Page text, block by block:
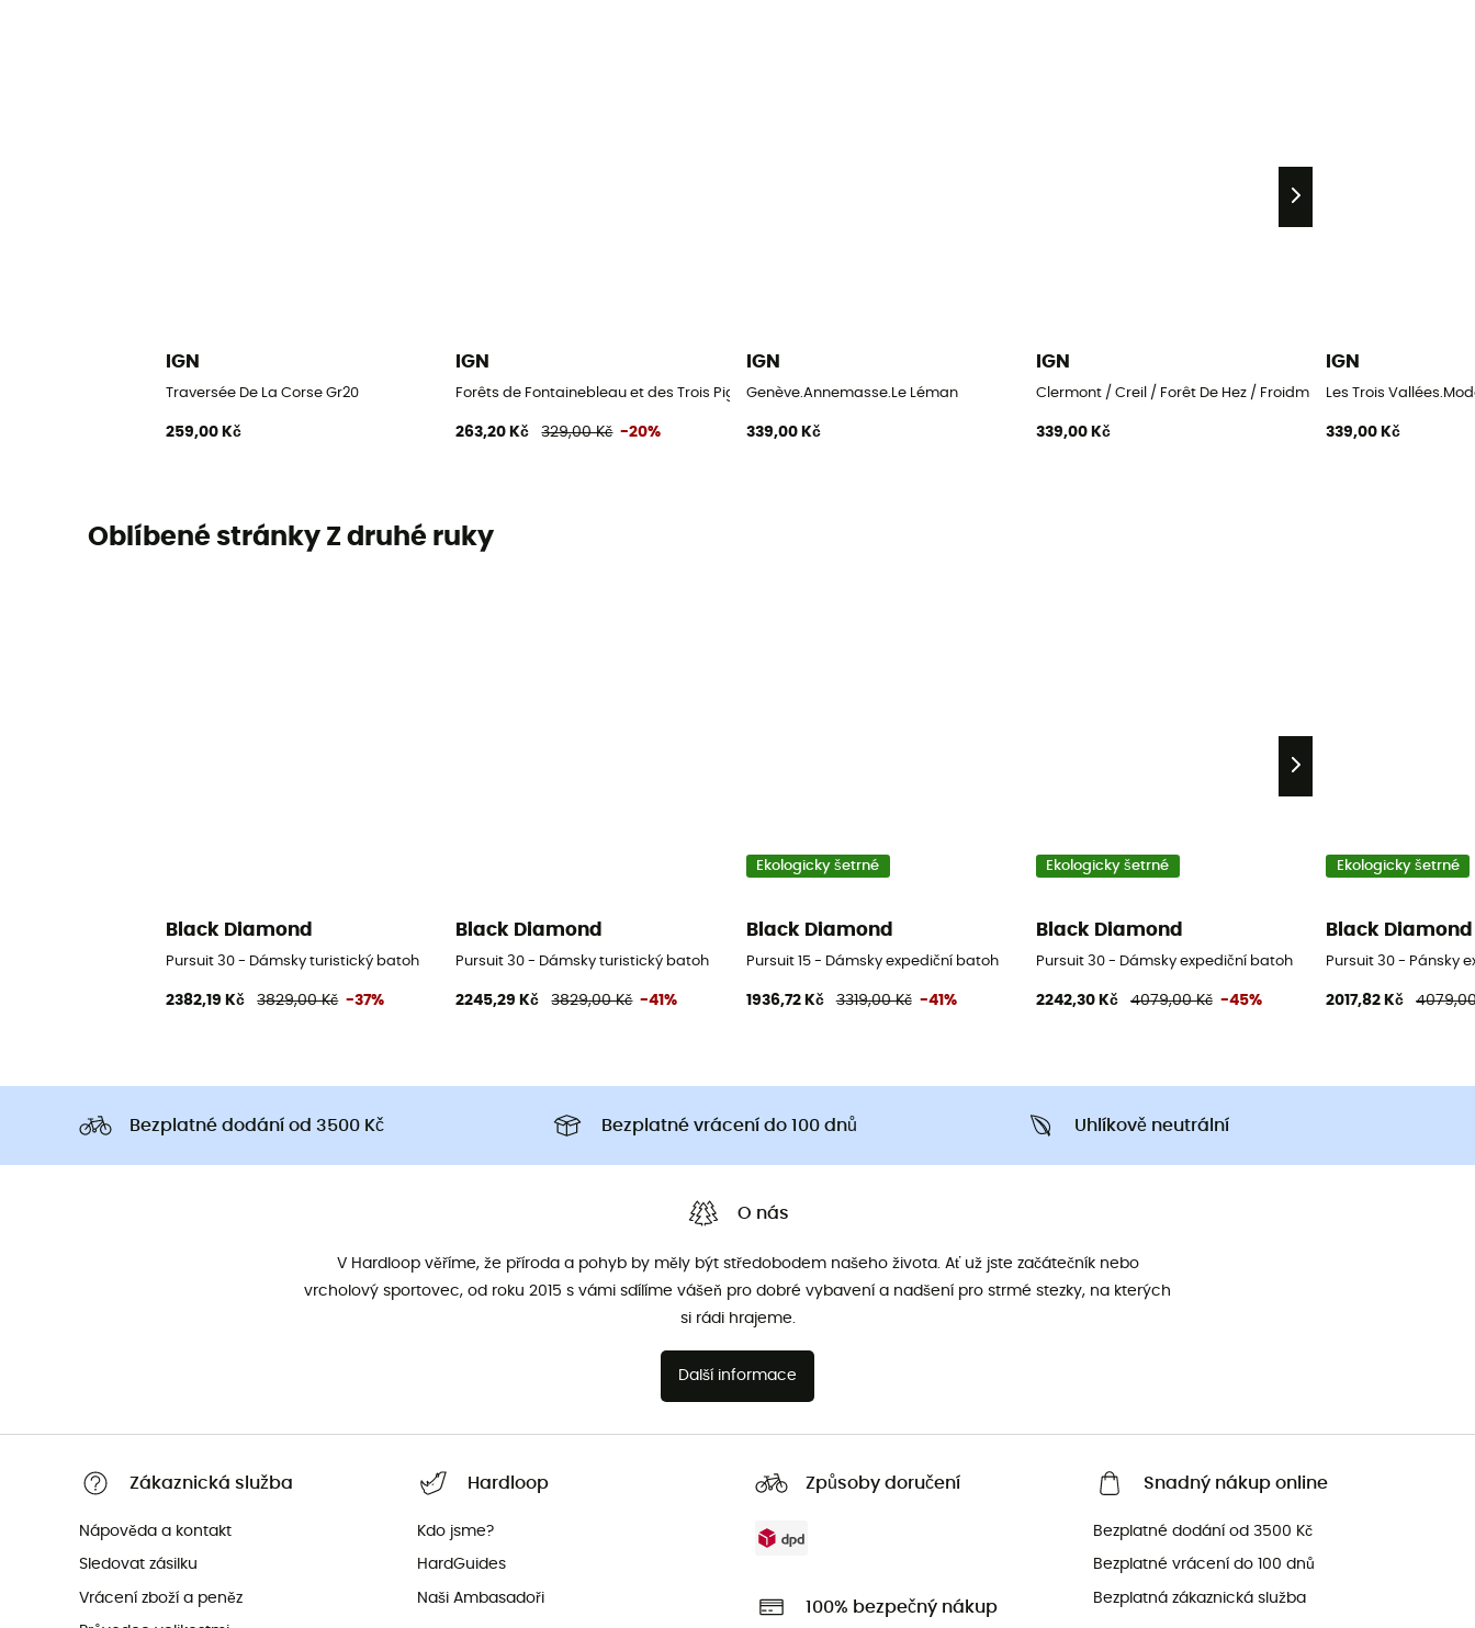
IGN
Traversée De La Corse Gr20
259,00 Kč
IGN
Forêts de Fontainebleau et des Trois Pignons
263,20 Kč 329,00 Kč -20%
IGN
Genève.Annemasse.Le Léman
339,00 Kč
IGN
Clermont / Creil / Forêt De Hez / Froidmont
339,00 Kč
IGN
Les Trois
339,00 Kč
Oblíbené stránky Z druhé ruky
Black Diamond
Pursuit 30 - Dámsky turistický batoh
2382,19 Kč 3829,00 Kč -37%
Black Diamond
Pursuit 30 - Dámsky turistický batoh
2245,29 Kč 3829,00 Kč -41%
Ekologicky šetrné
Black Diamond
Pursuit 15 - Dámsky expediční batoh
1936,72 Kč 3319,00 Kč -41%
Ekologicky šetrné
Black Diamond
Pursuit 30 - Dámsky expediční batoh
2242,30 Kč 4079,00 Kč -45%
Ekologicky šetrné
Black Diamond
Pursuit 30 - Pánsky
2017,82 Kč
Bezplatné dodání od 3500 Kč Bezplatné vrácení do 100 dnů Uhlíkově neutrální
O nás
V Hardloop věříme, že příroda a pohyb by měly být středobodem našeho života. Ať už jste začátečník nebo
vrcholový sportovec, od roku 2015 s vámi sdílíme vášeň pro dobré vybavení a nadšení pro strmé stezky, na kterých
si rádi hrajeme.
Další informace
Zákaznická služba
Nápověda a kontakt
Sledovat zásilku
Vrácení zboží a peněz
Hardloop
Kdo jsme?
HardGuides
Naši Ambasadoři
Způsoby doručení
100% bezpečný nákup
Snadný nákup online
Bezplatné dodání od 3500 Kč
Bezplatné vrácení do 100 dnů
Bezplatná zákaznická služba